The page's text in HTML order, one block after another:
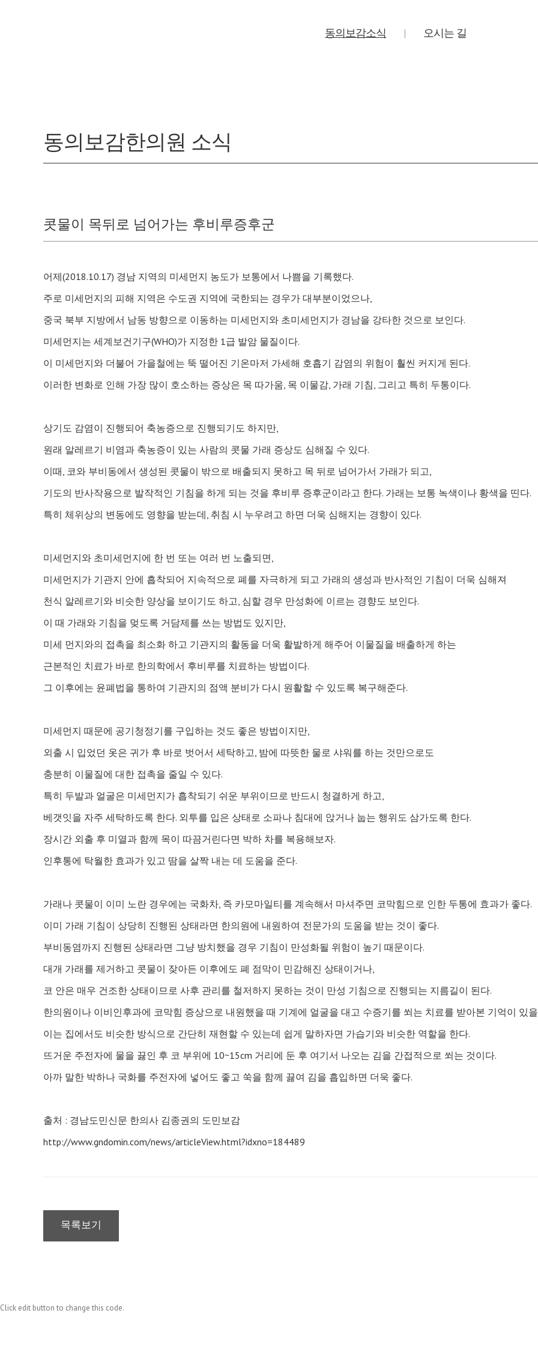
동의보감소식 | 오시는 길
동의보감한의원 소식
콧물이 목뒤로 넘어가는 후비루증후군
어제(2018.10.17) 경남 지역의 미세먼지 농도가 보통에서 나쁨을 기록했다.
주로 미세먼지의 피해 지역은 수도권 지역에 국한되는 경우가 대부분이었으나,
중국 북부 지방에서 남동 방향으로 이동하는 미세먼지와 초미세먼지가 경남을 강타한 것으로 보인다.
미세먼지는 세계보건기구(WHO)가 지정한 1급 발암 물질이다.
이 미세먼지와 더불어 가을철에는 뚝 떨어진 기온마저 가세해 호흡기 감염의 위험이 훨씬 커지게 된다.
이러한 변화로 인해 가장 많이 호소하는 증상은 목 따가움, 목 이물감, 가래 기침, 그리고 특히 두통이다.
상기도 감염이 진행되어 축농증으로 진행되기도 하지만,
원래 알레르기 비염과 축농증이 있는 사람의 콧물 가래 증상도 심해질 수 있다.
이때, 코와 부비동에서 생성된 콧물이 밖으로 배출되지 못하고 목 뒤로 넘어가서 가래가 되고,
기도의 반사작용으로 발작적인 기침을 하게 되는 것을 후비루 증후군이라고 한다. 가래는 보통 녹색이나 황색을 띤다.
특히 체위상의 변동에도 영향을 받는데, 취침 시 누우려고 하면 더욱 심해지는 경향이 있다.
미세먼지와 초미세먼지에 한 번 또는 여러 번 노출되면,
미세먼지가 기관지 안에 흡착되어 지속적으로 폐를 자극하게 되고 가래의 생성과 반사적인 기침이 더욱 심해져
천식 알레르기와 비슷한 양상을 보이기도 하고, 심할 경우 만성화에 이르는 경향도 보인다.
이 때 가래와 기침을 멎도록 거담제를 쓰는 방법도 있지만,
미세 먼지와의 접촉을 최소화 하고 기관지의 활동을 더욱 활발하게 해주어 이물질을 배출하게 하는
근본적인 치료가 바로 한의학에서 후비루를 치료하는 방법이다.
그 이후에는 윤폐법을 통하여 기관지의 점액 분비가 다시 원활할 수 있도록 복구해준다.
미세먼지 때문에 공기청정기를 구입하는 것도 좋은 방법이지만,
외출 시 입었던 옷은 귀가 후 바로 벗어서 세탁하고, 밤에 따뜻한 물로 샤워를 하는 것만으로도
충분히 이물질에 대한 접촉을 줄일 수 있다.
특히 두발과 얼굴은 미세먼지가 흡착되기 쉬운 부위이므로 반드시 청결하게 하고,
베갯잇을 자주 세탁하도록 한다. 외투를 입은 상태로 소파나 침대에 앉거나 눕는 행위도 삼가도록 한다.
장시간 외출 후 미열과 함께 목이 따끔거린다면 박하 차를 복용해보자.
인후통에 탁월한 효과가 있고 땀을 살짝 내는 데 도움을 준다.
가래나 콧물이 이미 노란 경우에는 국화차, 즉 카모마일티를 계속해서 마셔주면 코막힘으로 인한 두통에 효과가 좋다.
이미 가래 기침이 상당히 진행된 상태라면 한의원에 내원하여 전문가의 도움을 받는 것이 좋다.
부비동염까지 진행된 상태라면 그냥 방치했을 경우 기침이 만성화될 위험이 높기 때문이다.
대개 가래를 제거하고 콧물이 잦아든 이후에도 폐 점막이 민감해진 상태이거나,
코 안은 매우 건조한 상태이므로 사후 관리를 철저하지 못하는 것이 만성 기침으로 진행되는 지름길이 된다.
한의원이나 이비인후과에 코막힘 증상으로 내원했을 때 기계에 얼굴을 대고 수증기를 쐬는 치료를 받아본 기억이 있
이는 집에서도 비슷한 방식으로 간단히 재현할 수 있는데 쉽게 말하자면 가습기와 비슷한 역할을 한다.
뜨거운 주전자에 물을 끓인 후 코 부위에 10~15cm 거리에 둔 후 여기서 나오는 김을 간접적으로 쐬는 것이다.
아까 말한 박하나 국화를 주전자에 넣어도 좋고 쑥을 함께 끓여 김을 흡입하면 더욱 좋다.
출처 : 경남도민신문 한의사 김종권의 도민보감
http://www.gndomin.com/news/articleView.html?idxno=184489
목록보기
Click edit button to change this code.